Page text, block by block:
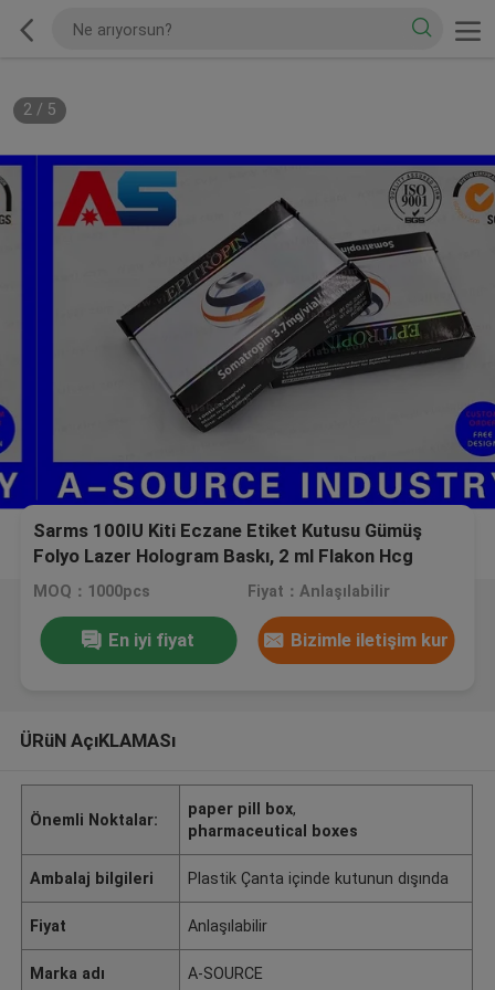
2/ 5
Sarms 100IU Kiti Eczane Etiket Kutusu Gümüş
Folyo Lazer Hologram Baskı, 2 ml Flakon Hcg
Peptide Hap Ilaç Kutusu Etiketleri
MOQ：1000pcs Fiyat：Anlaşılabilir
En iyi fiyat Bizimle iletişim kur
ÜRüN AçıKLAMASı
Önemli Noktalar:
paper pill box,
pharmaceutical boxes
Ambalaj bilgileri Plastik Çanta içinde kutunun dışında
Fiyat Anlaşılabilir
Marka adı A-SOURCE